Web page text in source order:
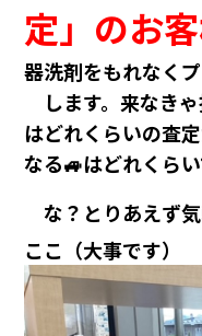
定」のお
器洗剤をもれなく
します。来なき
はどれくらいの査
なる🚙はどれく
な？とりあえず
ここ （大事です）